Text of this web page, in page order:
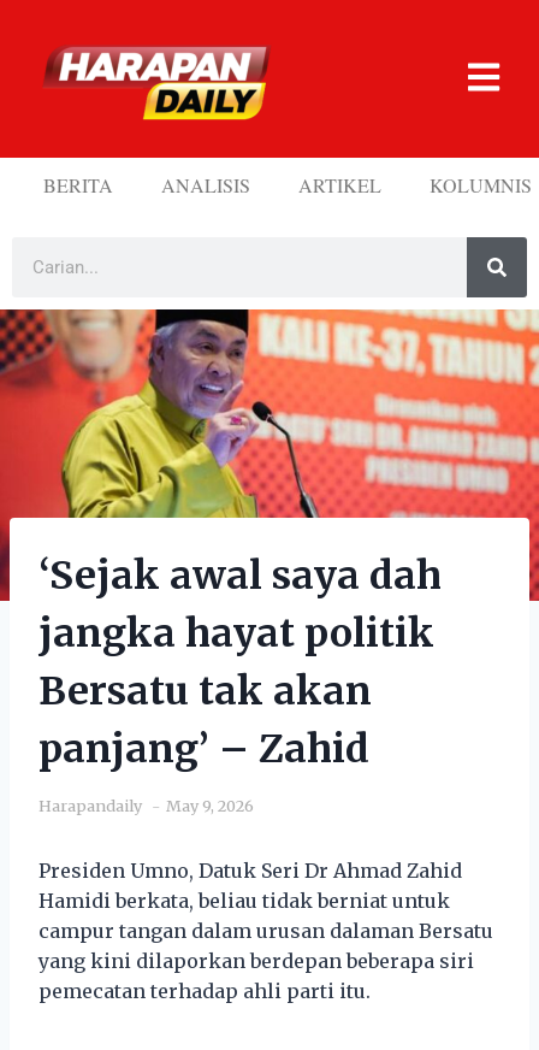
BERITA ANALISIS ARTIKEL KOLUMNIS
‘Sejak awal saya dah
jangka hayat politik
Bersatu tak akan
panjang’ – Zahid
Harapandaily May 9, 2026
Presiden Umno, Datuk Seri Dr Ahmad Zahid
Hamidi berkata, beliau tidak berniat untuk
campur tangan dalam urusan dalaman Bersatu
yang kini dilaporkan berdepan beberapa siri
pemecatan terhadap ahli parti itu.